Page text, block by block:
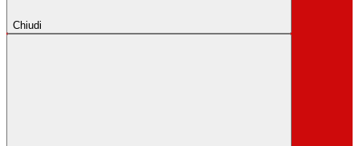
Chiudi